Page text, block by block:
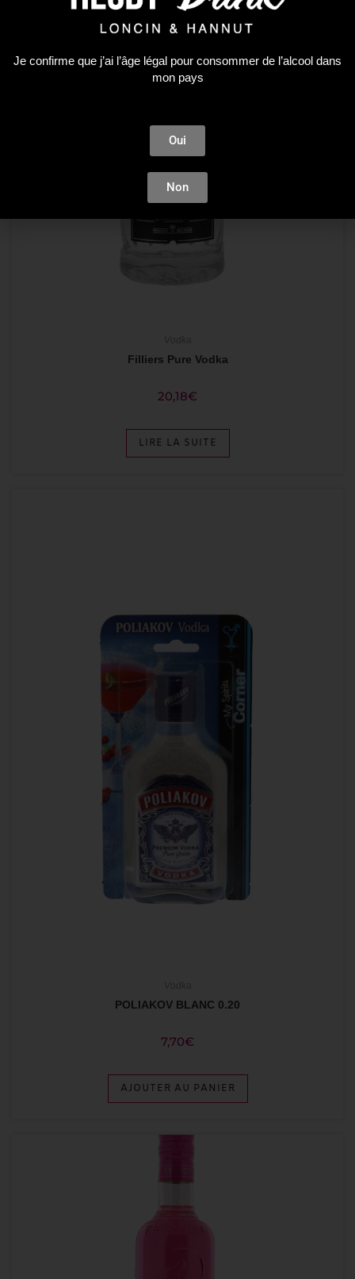
Filliers Pure Vodka
20,18€
LIRE LA SUITE
POLIAKOV BLANC 0.20
7,70€
AJOUTER AU PANIER
Je confirme que j’ai l’âge légal pour consommer de l’alcool dans
mon pays
Oui
Non